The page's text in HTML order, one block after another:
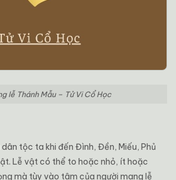
lễ Thánh Mẫu – Tử Vi Cổ Học
tộc ta khi đến Đình, Đền, Miếu, Phủ
Lễ vật có thể to hoặc nhỏ, ít hoặc
mà tùy vào tâm của người mang lễ